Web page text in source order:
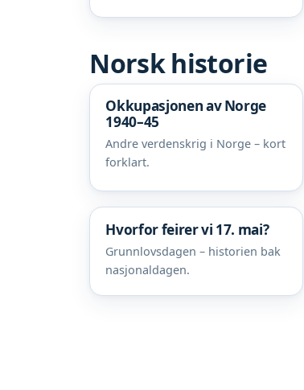
Norsk historie
Okkupasjonen av Norge
1940–45
Andre verdenskrig i Norge – kort
forklart.
Hvorfor feirer vi 17. mai?
Grunnlovsdagen – historien bak
nasjonaldagen.